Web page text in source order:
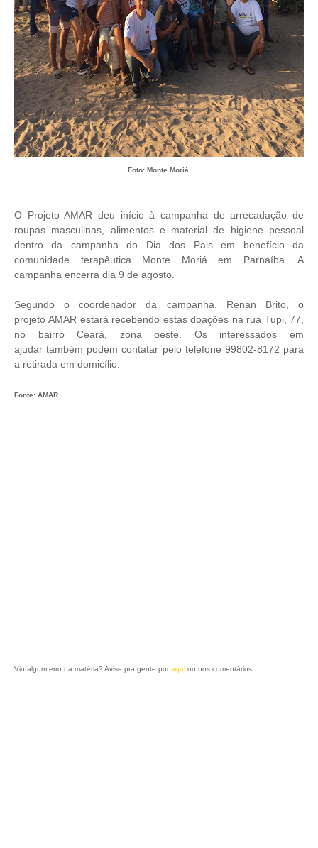
Foto: Monte Moriá.
O Projeto AMAR deu início à campanha de arrecadação de
roupas masculinas, alimentos e material de higiene pessoal
dentro da campanha do Dia dos Pais em benefício da
comunidade terapêutica Monte Moriá em Parnaíba. A
campanha encerra dia 9 de agosto.
Segundo o coordenador da campanha, Renan Brito, o
projetoAMAR estará recebendo estas doações na rua Tupi, 77,
no bairro Ceará, zona oeste. Os interessados em
ajudartambém podem contatar pelo telefone 99802-8172 para
a retirada em domicílio.
Fonte: AMAR.
Viu algum erro na matéria? Avise pra gente por aqui ou nos comentários.